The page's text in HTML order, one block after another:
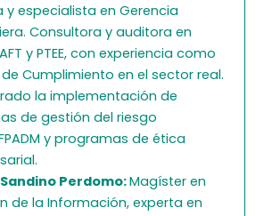
y especialista en Gerencia
Consultora y auditora en
y PTEE, con experiencia como
Cumplimiento en el sector real.
la implementación de
de gestión del riesgo
y programas de ética
Perdomo:Magíster en
de la Información, experta en